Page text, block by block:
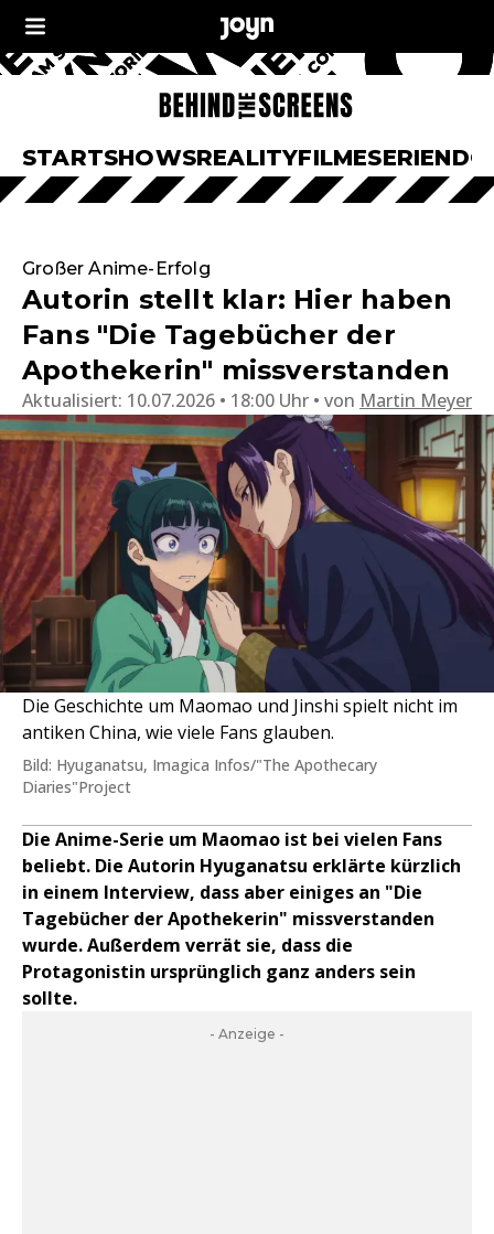
STARTSHOWSREALITYFILMESERIEN
Großer Anime-Erfolg
Autorin stellt klar: Hier haben
Fans "Die Tagebücher der
Apothekerin" missverstanden
Aktualisiert: 10.07.2026 • 18:00 Uhr von Martin Meyer
Die Geschichte um Maomao und Jinshi spielt nicht im
antiken China, wie viele Fans glauben.
Bild: Hyuganatsu, Imagica Infos/"The Apothecary
Diaries"Project
Die Anime-Serie um Maomao ist bei vielen Fans
beliebt. Die Autorin Hyuganatsu erklärte kürzlich
in einem Interview, dass aber einiges an "Die
Tagebücher der Apothekerin" missverstanden
wurde. Außerdem verrät sie, dass die
Protagonistin ursprünglich ganz anders sein
sollte.
- Anzeige -